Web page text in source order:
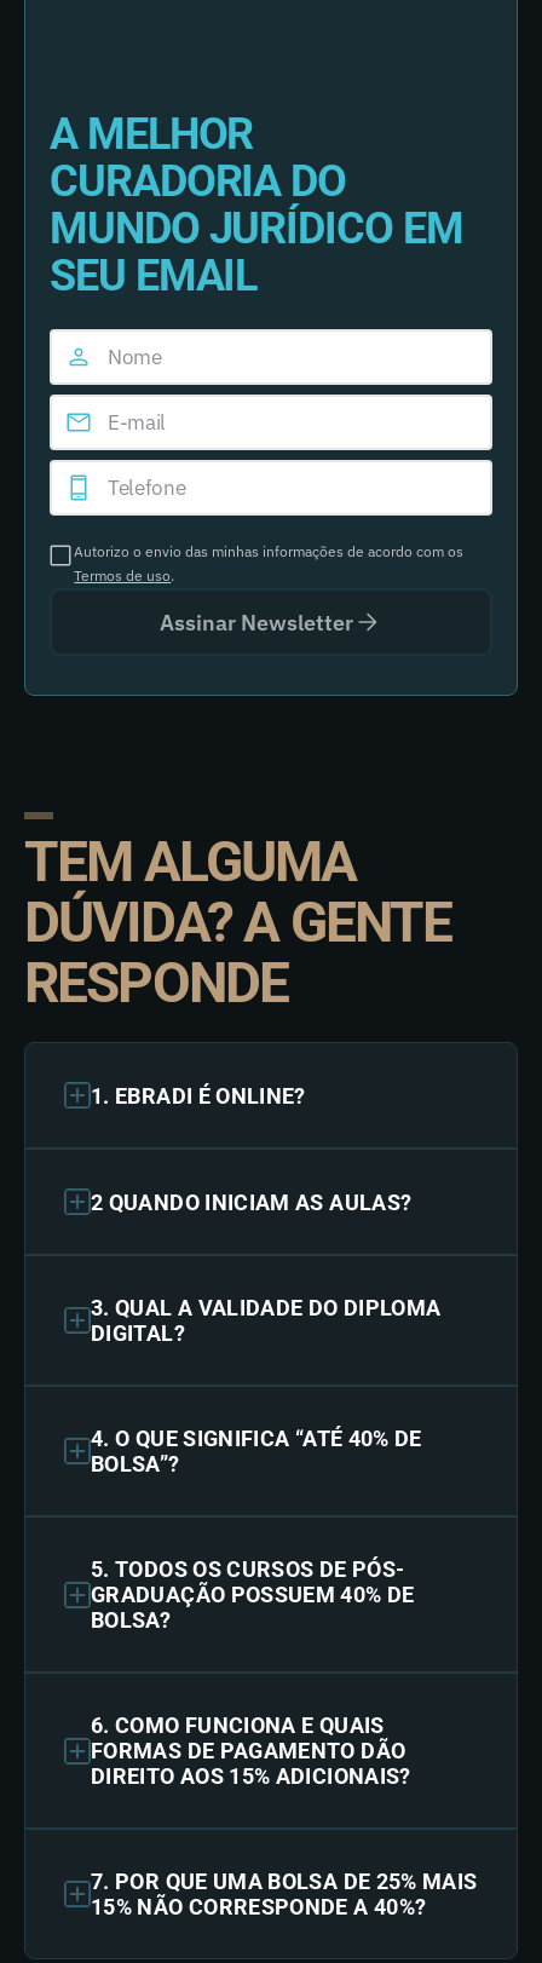
A MELHOR
CURADORIA DO
MUNDO JURÍDICO EM
SEU EMAIL
Autorizo o envio das minhas informações de acordo com os
Termos de uso.
Assinar Newsletter
TEM ALGUMA
DÚVIDA? A GENTE
RESPONDE
1. EBRADI É ONLINE?
2 QUANDO INICIAM AS AULAS?
3. QUAL A VALIDADE DO DIPLOMA
DIGITAL?
4. O QUE SIGNIFICA “ATÉ 40% DE
BOLSA”?
5. TODOS OS CURSOS DE PÓS-
GRADUAÇÃO POSSUEM 40% DE
BOLSA?
6. COMO FUNCIONA E QUAIS
FORMAS DE PAGAMENTO DÃO
DIREITO AOS 15% ADICIONAIS?
7. POR QUE UMA BOLSA DE 25% MAIS
15% NÃO CORRESPONDE A 40%?